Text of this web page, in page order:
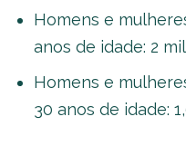
Homens e
anos de idade: 2
Homens e
30 anos de idade: